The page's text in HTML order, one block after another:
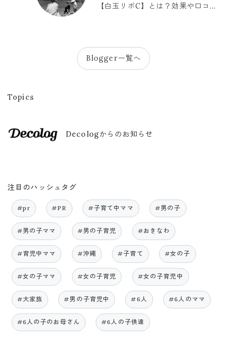
【白玉リポC】とは？効果や口コミ
Blogger一覧へ
Topics
Decologからのお知らせ
注目のハッシュタグ
#pr #PR #子育て中ママ #男の子
#男の子ママ #男の子育児 #おきなわ
#育児中ママ #沖縄 #子育て #女の子
#女の子ママ #女の子育児 #女の子育児中
#大家族 #男の子育児中 #6人 #6人のママ
#6人の子のお母さん #6人の子供達